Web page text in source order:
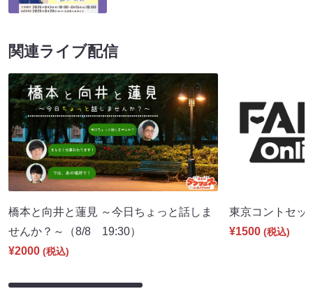
関連ライブ配信
橋本と向井と蓮見 ～今日ちょっと話しま
せんか？～（8/8 19:30）
¥2000 (税込)
東京コントセ
¥1500 (税込)